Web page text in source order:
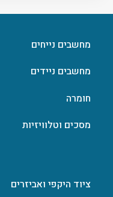
מחשבים נייחים
מחשבים ניידים
חומרה
מסכים וטלוויזיות
ציוד היקפי ואביזרים